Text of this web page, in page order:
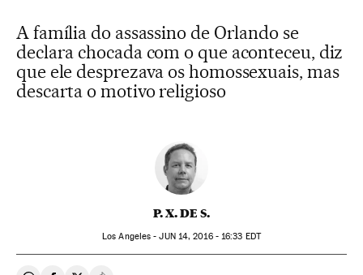
A família do assassino de Orlando se
declara chocada com o que aconteceu, diz
que ele desprezava os homossexuais, mas
descarta o motivo religioso
P. X. DE S.
Los Angeles -JUN14, 2016 - 16:33 EDT